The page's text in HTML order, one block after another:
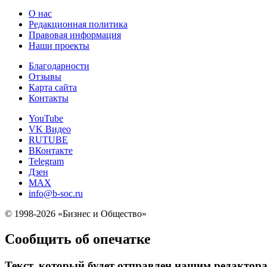
О нас
Редакционная политика
Правовая информация
Наши проекты
Благодарности
Отзывы
Карта сайта
Контакты
YouTube
VK Видео
RUTUBE
ВКонтакте
Telegram
Дзен
MAX
info@b-soc.ru
© 1998-2026 «Бизнес и Общество»
Сообщить об опечатке